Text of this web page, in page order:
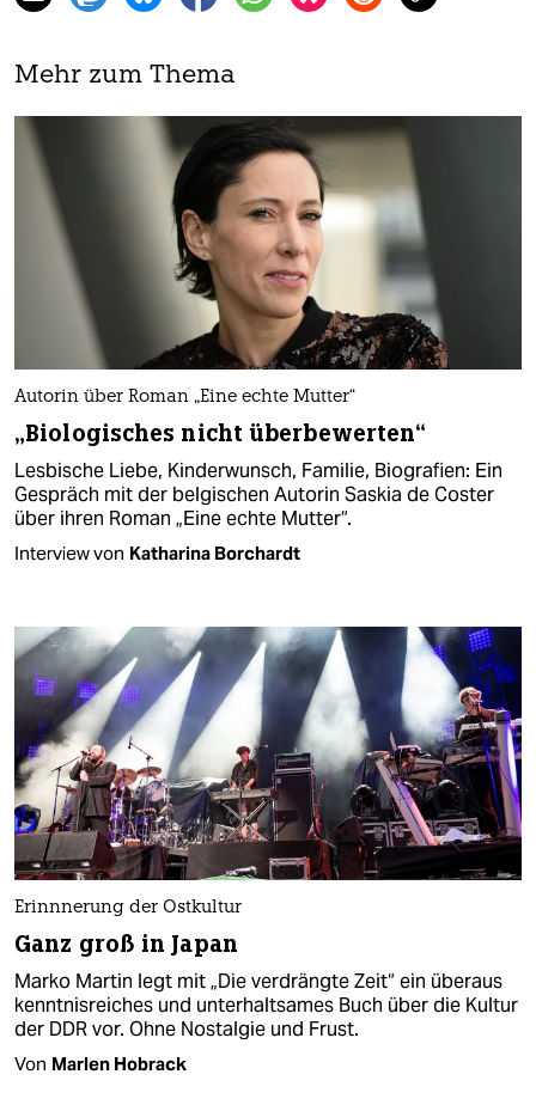
Mehr zum Thema
Autorin über Roman „Eine echte Mutter“
„Biologisches nicht überbewerten“
Lesbische Liebe, Kinderwunsch, Familie, Biografien: Ein
Gespräch mit der belgischen Autorin Saskia de Coster
über ihren Roman „Eine echte Mutter“.
Interview von Katharina Borchardt
Erinnnerung der Ostkultur
Ganz groß in Japan
Marko Martin legt mit „Die verdrängte Zeit“ ein überaus
kenntnisreiches und unterhaltsames Buch über die Kultur
der DDR vor. Ohne Nostalgie und Frust.
Von Marlen Hobrack